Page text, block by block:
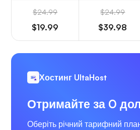
$24.99
$19.99
$24.99
$39.98
Хостинг UltaHost
Отримайте за 0
Оберіть річний тарифний